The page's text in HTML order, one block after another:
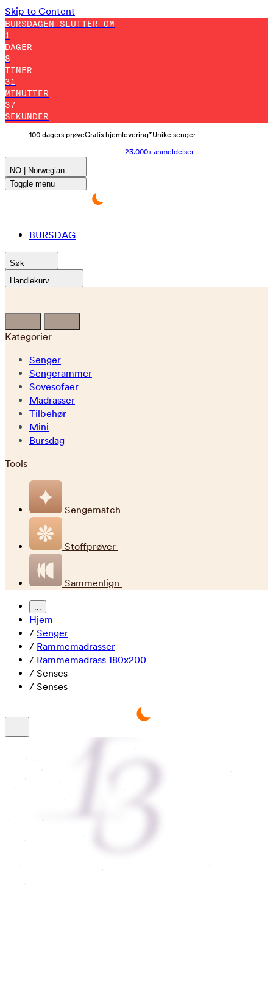
Skip to Content
BURSDAGEN SLUTTER OM
1
DAGER
8
TIMER
31
MINUTTER
32
SEKUNDER
100 dagers prøveGratis hjemlevering*Unike senger
23.000+ anmeldelser
NO | Norwegian
Toggle menu
BURSDAG
Søk
Handlekurv
Kategorier
Senger
Sengerammer
Sovesofaer
Madrasser
Tilbehør
Mini
Bursdag
Tools
Sengematch
Stoffprøver
Sammenlign
...
Hjem
/ Senger
/ Rammemadrasser
/ Rammemadrass 180x200
/ Senses
/ Senses